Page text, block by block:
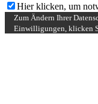
Hier klicken, um
Zum Ändern Ihrer
Einwilligungen, klicken